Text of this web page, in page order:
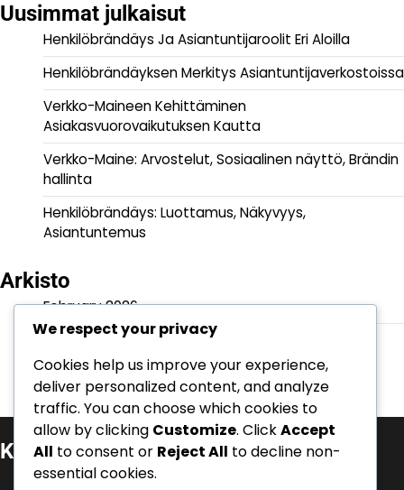
Uusimmat julkaisut
Henkilöbrändäys Ja Asiantuntijaroolit Eri Aloilla
Henkilöbrändäyksen Merkitys Asiantuntijaverkostoissa
Verkko-Maineen Kehittäminen
Asiakasvuorovaikutuksen Kautta
Verkko-Maine: Arvostelut, Sosiaalinen näyttö, Brändin
hallinta
Henkilöbrändäys: Luottamus, Näkyvyys,
Asiantuntemus
Arkisto
February 2026
January 2026
Kategoriat
Henkilöbrändäys ja autoriteetti
We respect your privacy
Cookies help us improve your experience,
deliver personalized content, and analyze
traffic. You can choose which cookies to
allow by clicking Customize. ClickAccept
All to consent or Reject All to decline non-
essential cookies.